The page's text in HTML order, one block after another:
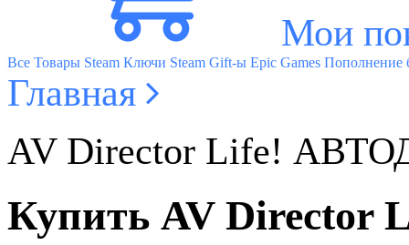
Мои
Все Товары Steam Ключи Steam Gift-ы Epic Games Пополнение
Главная
AV Director Life!
Купить AV